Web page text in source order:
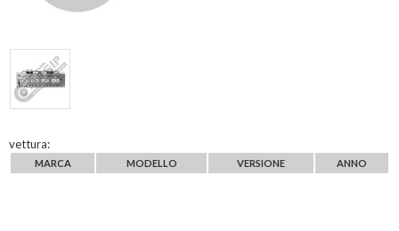
vettura:
MARCA MODELLO VERSIONE ANNO